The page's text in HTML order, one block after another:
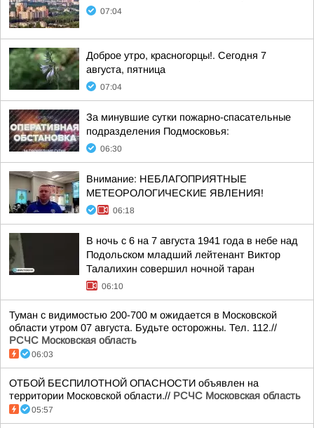
07:04
Доброе утро, красногорцы!. Сегодня 7
августа, пятница
07:04
За минувшие сутки пожарно-спасательные
подразделения Подмосковья:
06:30
Внимание: НЕБЛАГОПРИЯТНЫЕ
МЕТЕОРОЛОГИЧЕСКИЕ ЯВЛЕНИЯ!
06:18
В ночь с 6 на 7 августа 1941 года в небе над
Подольском младший лейтенант Виктор
Талалихин совершил ночной таран
06:10
Туман с видимостью 200-700 м ожидается в Московской
области утром 07 августа. Будьте осторожны. Тел. 112.//
РСЧС Московская область
06:03
ОТБОЙ БЕСПИЛОТНОЙ ОПАСНОСТИ объявлен на
территории Московской области.// РСЧС Московская область
05:57